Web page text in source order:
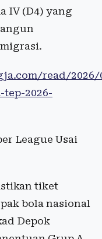
IV (D4) yang
read/2026/
2026-
League Usai
tiket
bola nasional
Depok